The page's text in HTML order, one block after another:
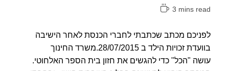
בילדים,
אלקטרומגנטית
3 mins
מכתב שכתבתי לחברי הכנסת לאחר הישיבה
בוועדת זכויות הילד ב 28/07/2015.משרד החינוך
"הכל" כדי להגשים את חזון בית הספר האלחוטי.